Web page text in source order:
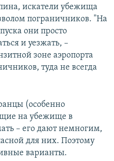
искатели убежища
пограничников. "На
они просто
и уезжать, –
зоне аэропорта
туда не всегда
(особенно
на убежище в
– его дают немногим,
для них. Поэтому
варианты.